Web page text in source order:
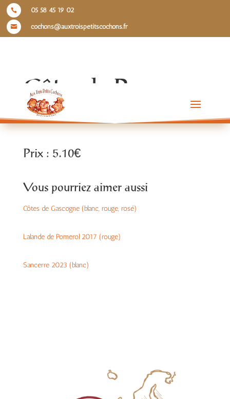
 05 58 45 19 02
 cochons@auxtroispetitscochons.fr
Côtes de Provence
2023 (rosé)
Prix : 5.10€
Vous pourriez aimer aussi
Côtes de Gascogne (blanc, rouge, rosé)
Lalande de Pomerol 2017 (rouge)
Sancerre 2023 (blanc)